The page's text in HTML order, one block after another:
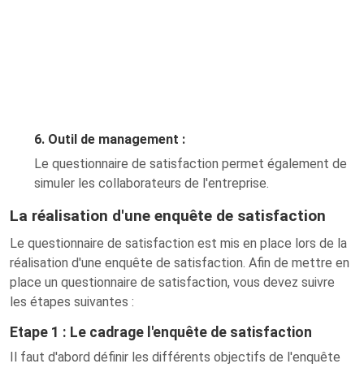
6. Outil de management :
Le questionnaire de satisfaction permet également de
simuler les collaborateurs de l'entreprise.
La réalisation d'une enquête de satisfaction
Le questionnaire de satisfaction est mis en place lors de la
réalisation d'une enquête de satisfaction. Afin de mettre en
place un questionnaire de satisfaction, vous devez suivre
les étapes suivantes :
Etape 1 : Le cadrage l'enquête de satisfaction
Il faut d'abord définir les différents objectifs de l'enquête